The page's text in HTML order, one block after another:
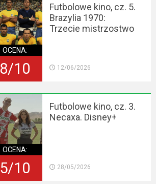
OCENA:
8/10
Futbolowe kino, cz. 5.
Brazylia 1970:
Trzecie mistrzostwo
12/06/2026
OCENA:
5/10
Futbolowe kino, cz. 3.
Necaxa. Disney+
28/05/2026